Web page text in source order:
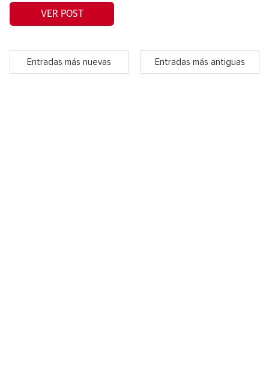
VER POST
Entradas más nuevas Entradas más antiguas